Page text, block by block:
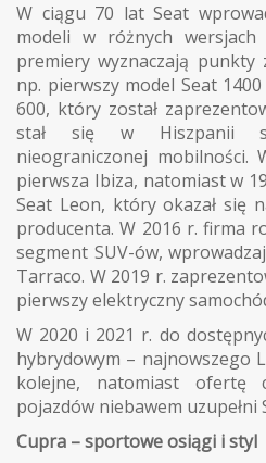
W ciągu 70 lat Seat
modeli w różnych
premiery wyznaczają
np. pierwszy model Seat
600, który został
stał się w Hiszpanii
nieograniczonej mobilności.
pierwsza Ibiza, natomiast w
Seat Leon, który okazał się
producenta. W 2016 r. firma
segment SUV-ów,
Tarraco. W 2019 r.
pierwszy elektryczny
W 2020 i 2021 r. do
hybrydowym – najnowszego
kolejne, natomiast ofertę
pojazdów niebawem uzupełni
Cupra – sportowe osiągi i styl